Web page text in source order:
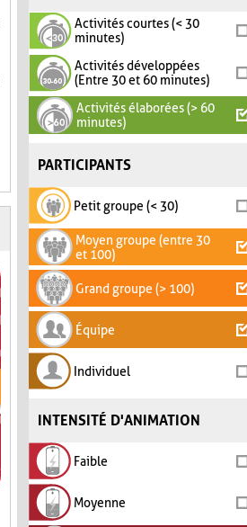
Activités courtes (< 30
minutes)
Activités développées
(Entre 30 et 60 minutes)
Activités élaborées (> 60
minutes)
PARTICIPANTS
Petit groupe (< 30)
Moyen groupe (entre 30
et 100)
Grand groupe (> 100)
Équipe
Individuel
INTENSITÉ D'ANIMATION
Faible
Moyenne